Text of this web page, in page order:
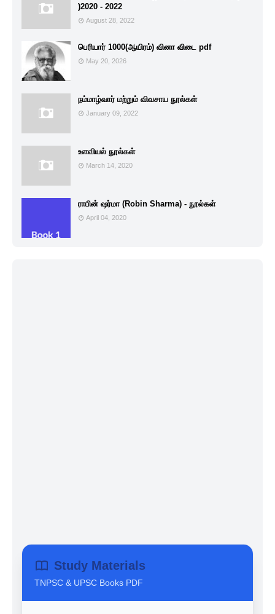
)2020 - 2022
August 28, 2022
பெரியார் 1000(ஆயிரம்) வினா விடை pdf
May 20, 2026
நம்மாழ்வார் மற்றும் விவசாய நூல்கள்
January 09, 2022
உளவியல் நூல்கள்
March 14, 2020
ராபின் ஷர்மா (Robin Sharma) - நூல்கள்
April 04, 2020
Study Materials
TNPSC & UPSC Books PDF